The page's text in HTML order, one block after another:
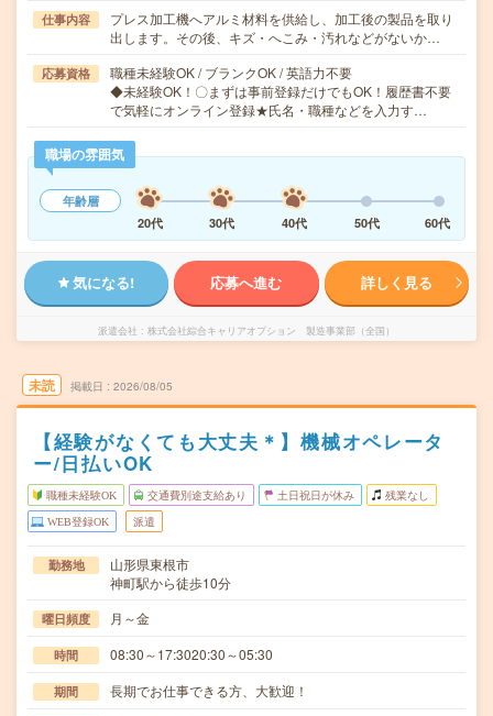
仕事内容
プレス加工機へアルミ材料を供給し、加工後の製品を取り
出します。その後、キズ・へこみ・汚れなどがないか…
応募資格
職種未経験OK / ブランクOK / 英語力不要
◆未経験OK！〇まずは事前登録だけでもOK！履歴書不要
で気軽にオンライン登録★氏名・職種などを入力す…
職場の雰囲気
年齢層
20代
30代 40代 50代 60代
気になる! 応募へ進む 詳しく見る
派遣会社 株式会社綜合キャリアオプション 製造事業部（全国）
未読 掲載日 2026/08/05
【経験がなくても大丈夫＊】機械オペレータ
ー/日払いOK
職種未経験OK 交通費別途支給あり 土日祝日が休み 残業なし
WEB登録OK 派遣
勤務地
山形県東根市
神町駅から徒歩10分
曜日頻度 月～金
時間 08:30～17:3020:30～05:30
期間 長期でお仕事できる方、大歓迎！